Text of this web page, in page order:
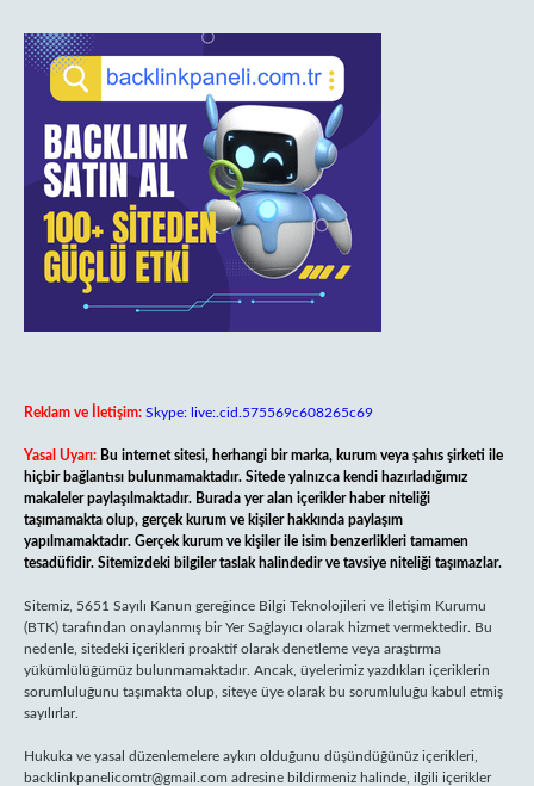
Reklam ve İletişim: Skype: live:.cid.575569c608265c69
Yasal Uyarı: Bu internet sitesi, herhangi bir marka, kurum veya şahıs şirketi ile
hiçbir bağlantısı bulunmamaktadır. Sitede yalnızca kendi hazırladığımız
makaleler paylaşılmaktadır. Burada yer alan içerikler haber niteliği
taşımamakta olup, gerçek kurum ve kişiler hakkında paylaşım
yapılmamaktadır. Gerçek kurum ve kişiler ile isim benzerlikleri tamamen
tesadüfidir. Sitemizdeki bilgiler taslak halindedir ve tavsiye niteliği taşımazlar.
Sitemiz, 5651 Sayılı Kanun gereğince Bilgi Teknolojileri ve İletişim Kurumu
(BTK) tarafından onaylanmış bir Yer Sağlayıcı olarak hizmet vermektedir. Bu
nedenle, sitedeki içerikleri proaktif olarak denetleme veya araştırma
yükümlülüğümüz bulunmamaktadır. Ancak, üyelerimiz yazdıkları içeriklerin
sorumluluğunu taşımakta olup, siteye üye olarak bu sorumluluğu kabul etmiş
sayılırlar.
Hukuka ve yasal düzenlemelere aykırı olduğunu düşündüğünüz içerikleri,
backlinkpanelicomtr@gmail.com adresine bildirmeniz halinde, ilgili içerikler